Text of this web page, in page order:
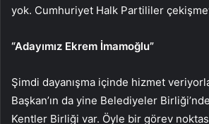
yok. Cumhuriyet Halk Partililer
“Adayımız Ekrem İmamoğlu”
Şimdi dayanışma içinde hizmet
Başkan’ın da yine Belediyeler
Kentler Birliği var. Öyle bir görev